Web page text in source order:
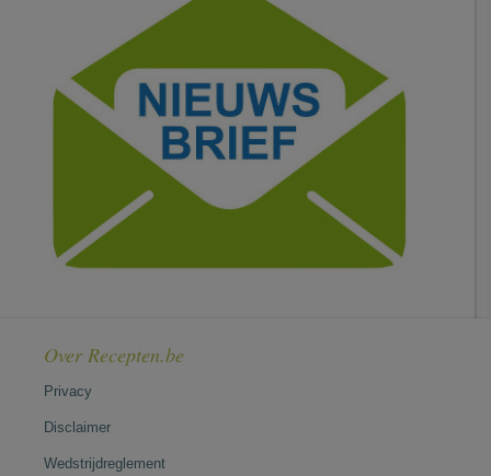
Over Recepten.be
Privacy
Disclaimer
Wedstrijdreglement